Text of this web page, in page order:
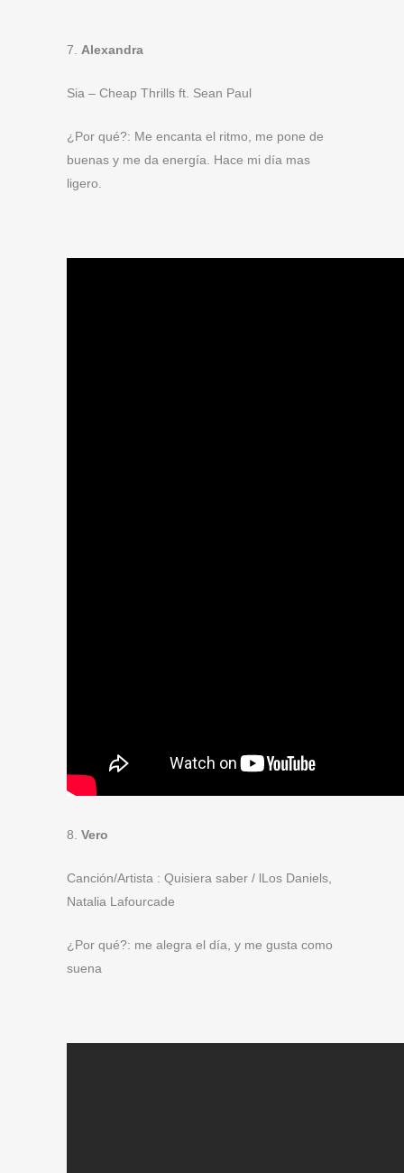
7. Alexandra
Sia – Cheap Thrills ft. Sean Paul
¿Por qué?: Me encanta el ritmo, me pone de
buenas y me da energía. Hace mi día mas
ligero.
8. Vero
Canción/Artista : Quisiera saber / lLos Daniels,
Natalia Lafourcade
¿Por qué?: me alegra el día, y me gusta como
suena